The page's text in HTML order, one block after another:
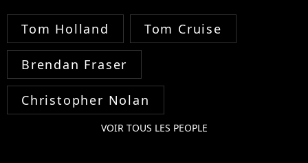
Tom Holland Tom Cruise
Brendan Fraser
Christopher Nolan
VOIR TOUS LES PEOPLE